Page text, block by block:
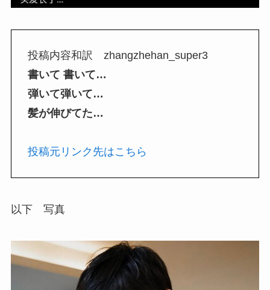
投稿内容和訳 zhangzhehan_super3
書いて 書いて…
弾いて弾いて…
髪が伸びてた…
投稿元リンク先はこちら
以下 写真